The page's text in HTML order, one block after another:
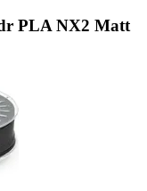
PLA NX2 Matt